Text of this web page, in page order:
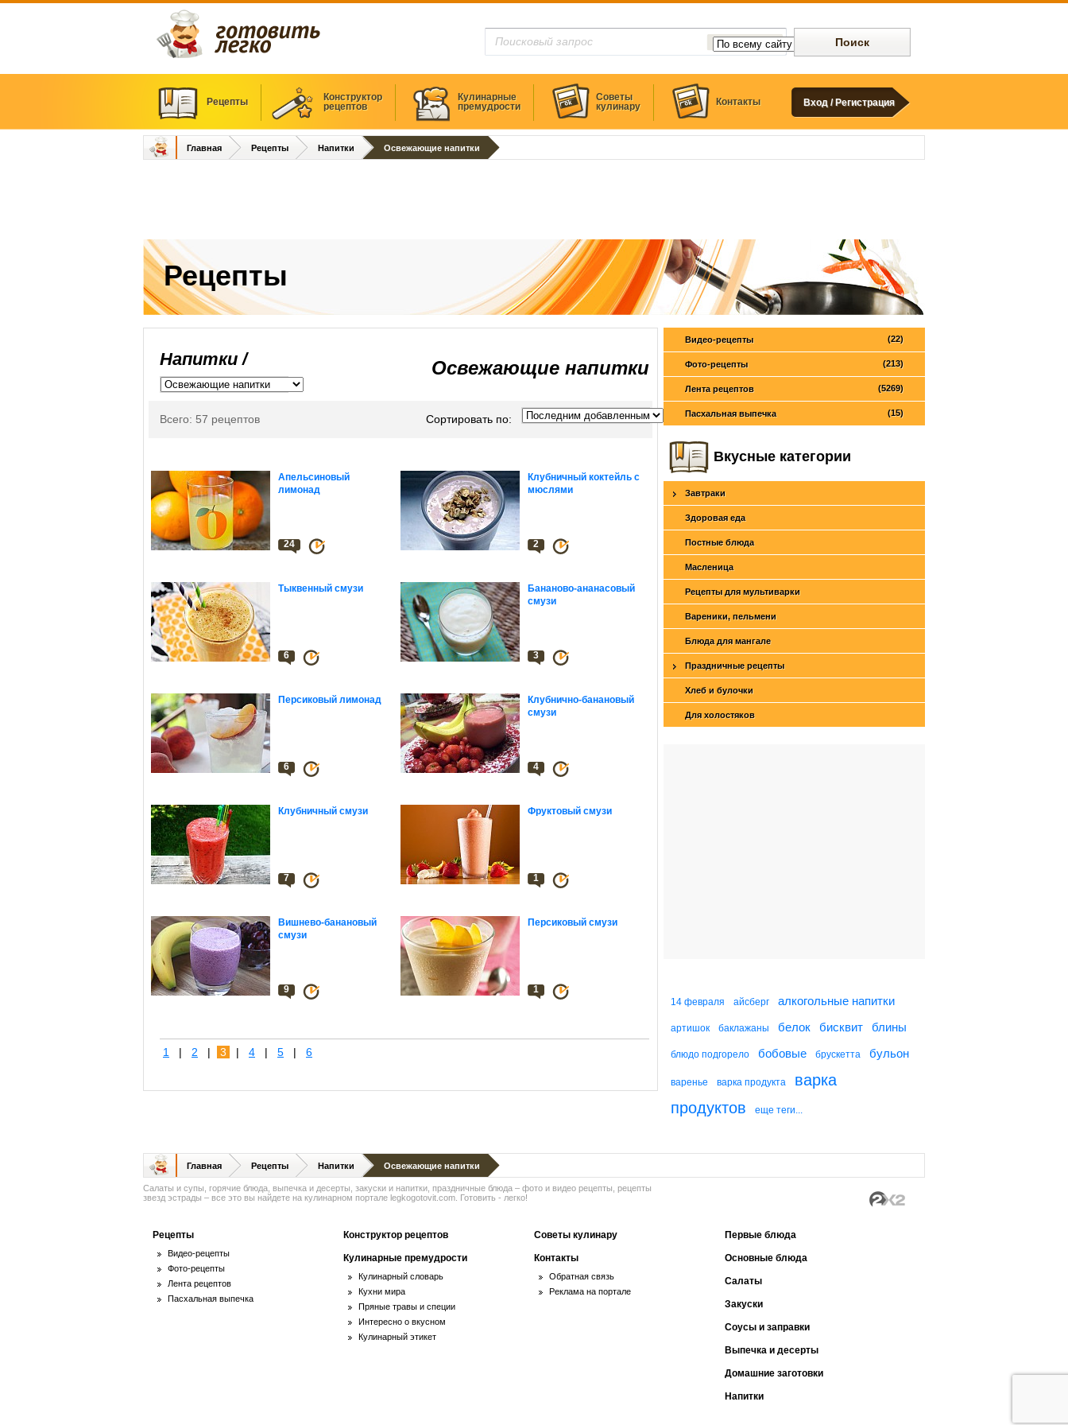
Рецепты
Конструктор
рецептов
Кулинарные
премудрости
Советы
кулинару
Контакты Вход / Регистрация
Главная Рецепты Напитки Освежающие напитки
Рецепты
Напитки / Освежающие напитки
Сортировать по:
Всего: 57 рецептов
Апельсиновый
лимонад
24
Клубничный коктейль с
мюслями
2
Тыквенный смузи
6
Бананово-ананасовый
смузи
3
Персиковый лимонад
6
Клубнично-банановый
смузи
4
Клубничный смузи
7
Фруктовый смузи
1
Вишнево-банановый
смузи
9
Персиковый смузи
1
1 | 2 | 3 | 4 | 5 | 6
(22)
Видео-рецепты
(213)
Фото-рецепты
(5269)
Лента рецептов
(15)
Пасхальная выпечка
Вкусные категории
Завтраки
Здоровая еда
Постные блюда
Масленица
Рецепты для мультиварки
Вареники, пельмени
Блюда для мангале
Праздничные рецепты
Хлеб и булочки
Для холостяков
14 февраля айсберг алкогольные напитки
артишок баклажаны белок бисквит блины
блюдо подгорело бобовые брускетта бульон
варенье варка продукта
варка
продуктов
еще теги...
Главная Рецепты Напитки Освежающие напитки
Салаты и супы, горячие блюда, выпечка и десерты, закуски и напитки, праздничные блюда – фото и видео рецепты, рецепты
звезд эстрады – все это вы найдете на кулинарном портале legkogotovit.com. Готовить - легко!
Рецепты
Видео-рецепты
Фото-рецепты
Лента рецептов
Пасхальная выпечка
Конструктор рецептов
Кулинарные премудрости
Кулинарный словарь
Кухни мира
Пряные травы и специи
Интересно о вкусном
Кулинарный этикет
Советы кулинару
Контакты
Обратная связь
Реклама на портале
Первые блюда
Основные блюда
Салаты
Закуски
Соусы и заправки
Выпечка и десерты
Домашние заготовки
Напитки